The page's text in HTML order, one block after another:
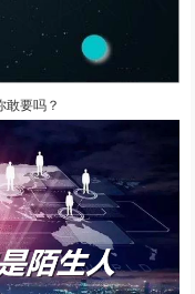
要吗？